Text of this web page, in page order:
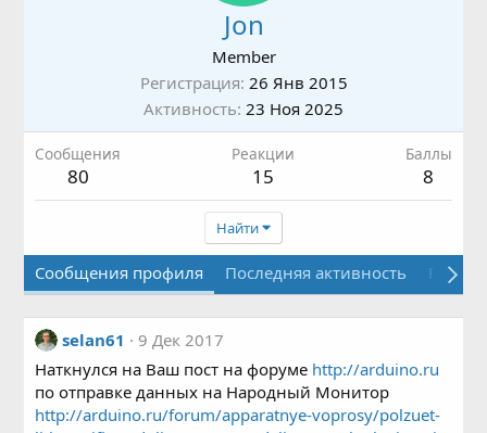
Jon
Member
Регистрация 26 Янв 2015
Активность 23 Ноя 2025
Сообщения
80
Реакции
15
Баллы
8
Найти
Сообщения профиля Последняя активность
selan61
9 Дек 2017
Наткнулся на Ваш пост на форуме http://arduino.ru
по отправке данных на Народный Монитор
http://arduino.ru/forum/apparatnye-voprosy/polzuet-